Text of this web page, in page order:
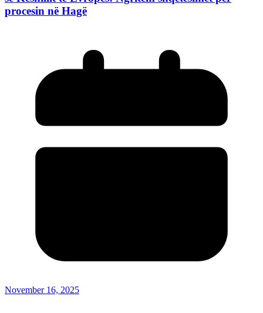
procesin në Hagë
November 16, 2025